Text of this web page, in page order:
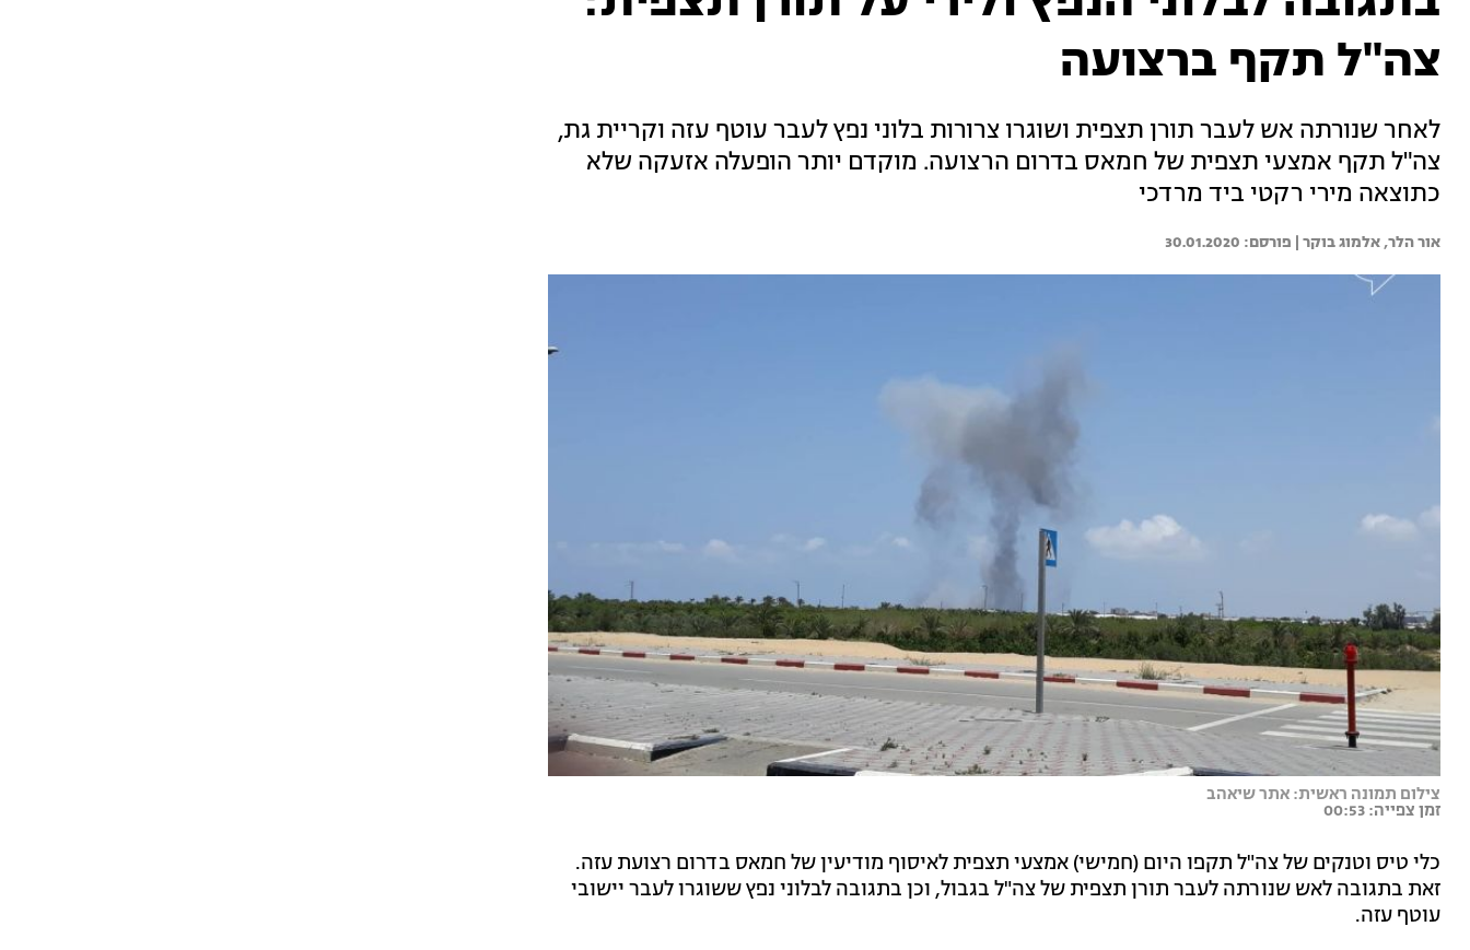
צה"ל תקף ברצועה
לאחר שנורתה אש לעבר תורן תצפית ושוגרו צרורות בלוני נפץ לעבר עוטף עזה וקריית גת,
צה"ל תקף אמצעי תצפית של חמאס בדרום הרצועה. מוקדם יותר הופעלה אזעקה שלא
כתוצאה מירי רקטי ביד מרדכי
אור הלר, אלמוג בוקר | 30.01.2020
צילום תמונה ראשית: אתר שיאהב
זמן צפייה: 00:53
כלי טיס וטנקים של צה"ל תקפו היום (חמישי) אמצעי תצפית לאיסוף מודיעין של חמאס בדרום רצועת עזה.
זאת בתגובה לאש שנורתה לעבר תורן תצפית של צה"ל בגבול, וכן בתגובה לבלוני נפץ ששוגרו לעבר יישובי
עוטף עזה.